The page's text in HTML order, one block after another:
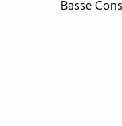
Basse